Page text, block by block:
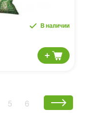
В наличии
5 6